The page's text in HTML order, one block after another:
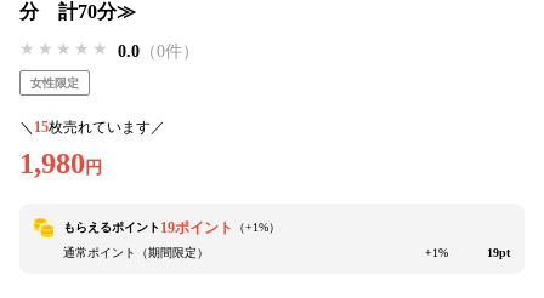
分 計70分≫
★★★★★
★★★★★
★★★★★ 0.0 （0件）
女性限定
＼ 15枚売れています／
1,980 円
もらえるポイント 19ポイント （+1%）
通常ポイント（期間限定）
+1% 19pt